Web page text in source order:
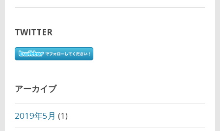
TWITTER
アーカイブ
2019年5月 (1)